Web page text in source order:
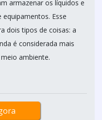
armazenar os líquidos e
Esse
dois tipos de coisas: a
é considerada mais
ambiente.